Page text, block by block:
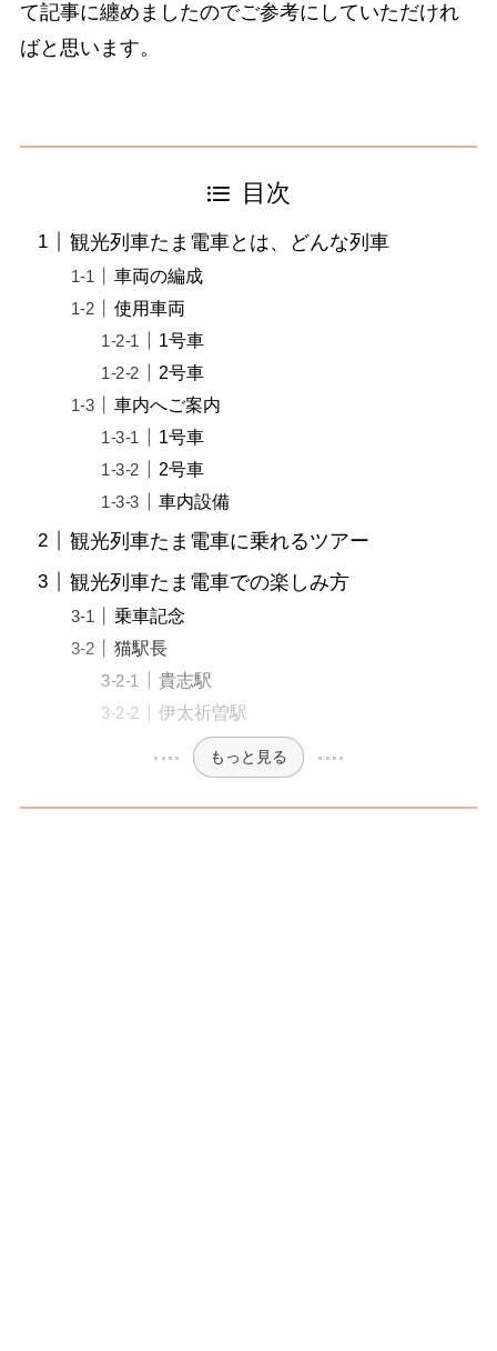
て記事に纏めましたのでご参考にしていただけれ
ばと思います。
目次
観光列車たま電車とは、どんな列車
車両の編成
使用車両
1号車
2号車
車内へご案内
1号車
2号車
車内設備
観光列車たま電車に乗れるツアー
観光列車たま電車での楽しみ方
乗車記念
猫駅長
貴志駅
伊太祈曽駅
もっと見る